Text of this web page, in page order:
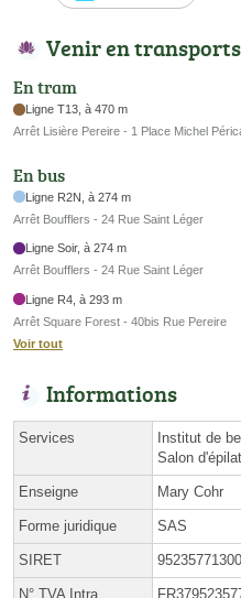
Venir en
En tram
Ligne T13, à 470 m
Arrêt Lisière Pereire - 1 Place Michel
En bus
Ligne R2N, à 274 m
Arrêt Boufflers - 24 Rue Saint Léger
Ligne Soir, à 274 m
Arrêt Boufflers - 24 Rue Saint Léger
Ligne R4, à 293 m
Arrêt Square Forest - 40bis Rue Pereire
Voir tout
Informations
Services
Institut de
Salon
Enseigne Mary Cohr
Forme juridique SAS
SIRET
N° TVA Intra.